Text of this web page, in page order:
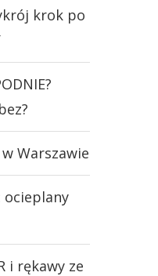
krok po
Warszawie
ocieplany
i rękawy ze